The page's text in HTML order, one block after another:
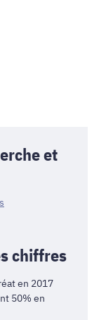
et
chiffres
en 2017
50% en